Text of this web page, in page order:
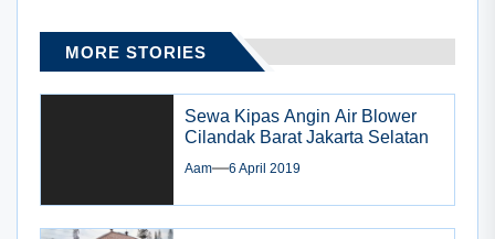
MORE STORIES
Sewa Kipas Angin Air Blower
Cilandak Barat Jakarta Selatan
Aam 6 April 2019